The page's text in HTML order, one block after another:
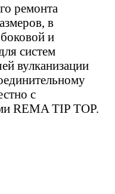
ремонта
в
и
систем
вулканизации
с
REMA TIP TOP.